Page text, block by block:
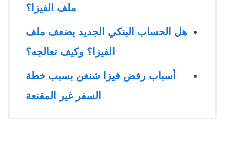
ملف الفيزا؟
هل الحساب البنكي الجديد يضعف ملف
الفيزا؟ وكيف تعالجه؟
أسباب رفض فيزا شنغن بسبب خطة
السفر غير المقنعة